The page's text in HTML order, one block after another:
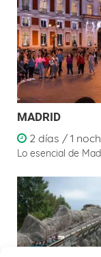
MADRID
2 días / 1
Lo esencial de